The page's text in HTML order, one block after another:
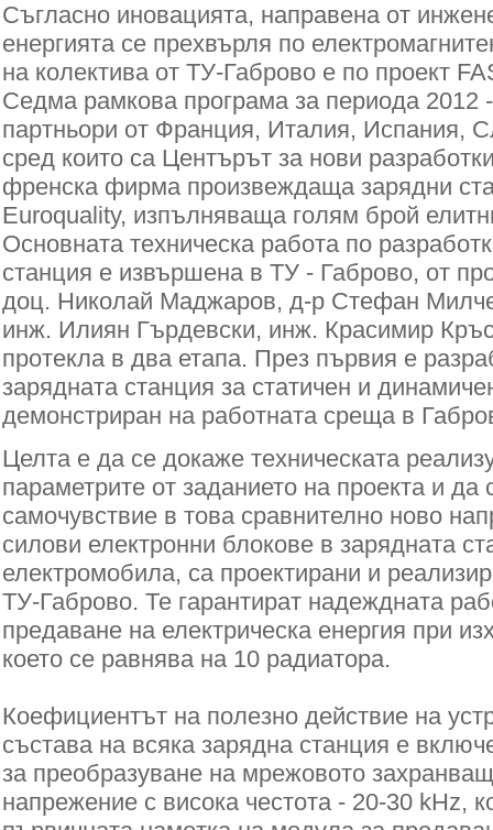
Съгласно иновацията, направена от
енергията се прехвърля по
на колектива от ТУ-Габрово е по проект
Седма рамкова програма за периода 2012
партньори от Франция, Италия, Испания,
сред които са Центърът за нови
френска фирма произвеждаща зарядни
Euroquality, изпълняваща голям брой
Основната техническа работа по
станция е извършена в ТУ - Габрово, от
доц. Николай Маджаров, д-р Стефан
инж. Илиян Гърдевски, инж. Красимир
протекла в два етапа. През първия е
зарядната станция за статичен и
демонстриран на работната среща в
Целта е да се докаже техническата
параметрите от заданието на проекта и да
самочувствие в това сравнително ново
силови електронни блокове в зарядната
електромобила, са проектирани и
ТУ-Габрово. Те гарантират надеждната
предаване на електрическа енергия при
което се равнява на 10 радиатора.
Коефициентът на полезно действие на
състава на всяка зарядна станция е
за преобразуване на мрежовото
напрежение с висока честота - 20-30 kHz,